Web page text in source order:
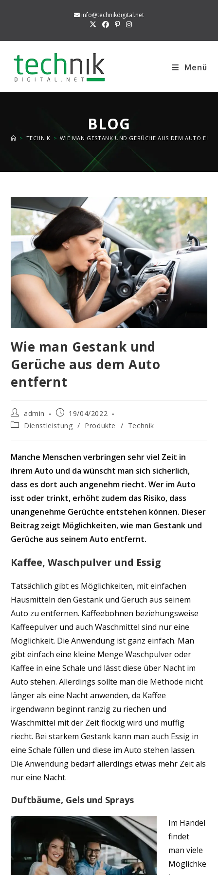
info@technikdigital.net
Menü
BLOG
> TECHNIK > WIE MAN GESTANK UND GERÜCHE AUS DEM AUTO
Wie man Gestank und
Gerüche aus dem Auto
entfernt
Beitrags-
Autor:
admin
Beitrag
veröffentlicht:
19/04/2022
Beitrags-
Dienstleistung / Produkte / Technik
Manche Menschen verbringen sehr viel Zeit in
ihrem Auto und da wünscht man sich sicherlich,
dass es dort auch angenehm riecht. Wer im Auto
isst oder trinkt, erhöht zudem das Risiko, dass
unangenehme Gerüchte entstehen können. Dieser
Beitrag zeigt Möglichkeiten, wie man Gestank und
Gerüche aus seinem Auto entfernt.
Kaffee, Waschpulver und Essig
Tatsächlich gibt es Möglichkeiten, mit einfachen
Hausmitteln den Gestank und Geruch aus seinem
Auto zu entfernen. Kaffeebohnen beziehungsweise
Kaffeepulver und auch Waschmittel sind nur eine
Möglichkeit. Die Anwendung ist ganz einfach. Man
gibt einfach eine kleine Menge Waschpulver oder
Kaffee in eine Schale und lässt diese über Nacht im
Auto stehen. Allerdings sollte man die Methode nicht
länger als eine Nacht anwenden, da Kaffee
irgendwann beginnt ranzig zu riechen und
Waschmittel mit der Zeit flockig wird und muffig
riecht. Bei starkem Gestank kann man auch Essig in
eine Schale füllen und diese im Auto stehen lassen.
Die Anwendung bedarf allerdings etwas mehr Zeit als
nur eine Nacht.
Duftbäume, Gels und Sprays
Im Handel
findet
man viele
Möglichke